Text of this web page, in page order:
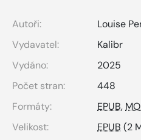
Autoři:
Louise
Vydavatel:
Kalibr
Vydáno:
2025
Počet stran:
448
Formáty:
EPUB,
Velikost:
EPUB (2